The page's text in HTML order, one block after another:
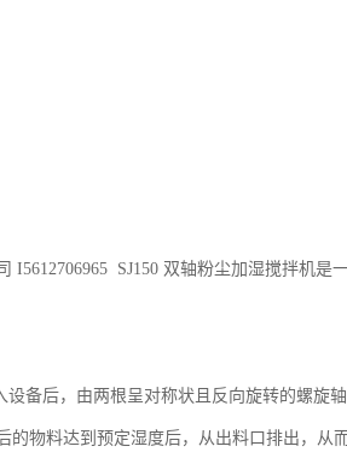
I5612706965 SJ150 双轴粉尘加湿搅拌机
备后，由两根呈对称状且反向旋转的螺旋
的物料达到预定湿度后，从出料口排出，